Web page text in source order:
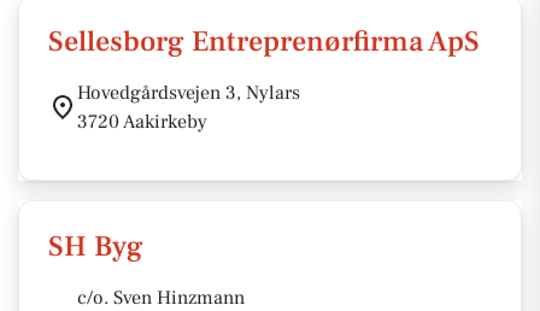
Sellesborg Entreprenørfirma ApS
Hovedgårdsvejen 3, Nylars
3720 Aakirkeby
SH Byg
c/o. Sven Hinzmann